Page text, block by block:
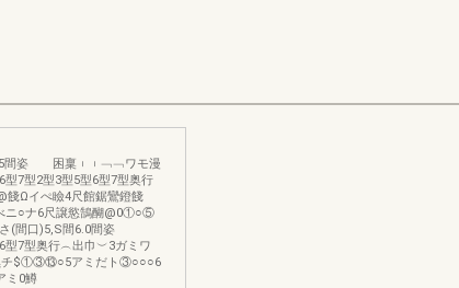
間姿 困稟︲︲﹁﹁ワモ漫
型7型2型3型5型6型7型奥行
Ωイぺ瞼4尺館鋸鸞鐙餞
○ナ6尺譲慾鵠醐@0①○⑤
さ(間口)5,S間6.0間姿
型7型奥行︵出巾︶3ガミワ
チ$①③⑬○5アミだト③○○○6
ミ0鱒